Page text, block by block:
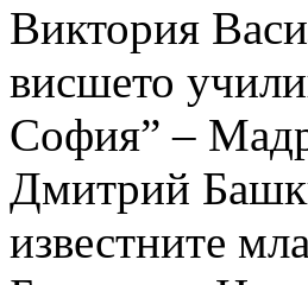
Виктория
висшето
София” –
Дмитрий
известните